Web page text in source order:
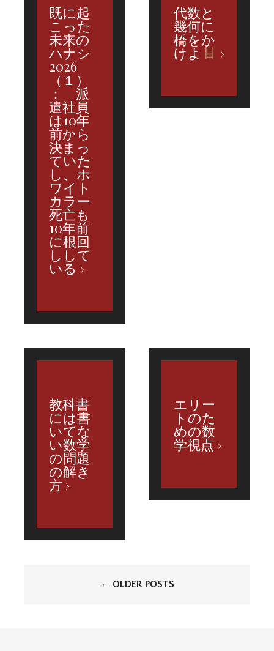
既に起
こった
未来の
ハナシ
2026
（１）
： 派
遣社員
は10年
前から
決まっ
ていた
し、ホ
ワイト
カラー
死亡も
10年前
に根回
しして
いる
代数と
幾何に
橋をか
けよ
教科書
には書
いてな
い数学
の問題
の解き
方
エリー
トのた
めの数
学視点
← OLDER POSTS